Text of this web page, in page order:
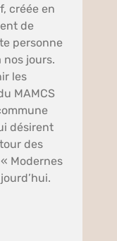
créée en
de
personne
nos jours.
les
MAMCS
désirent
des
Modernes